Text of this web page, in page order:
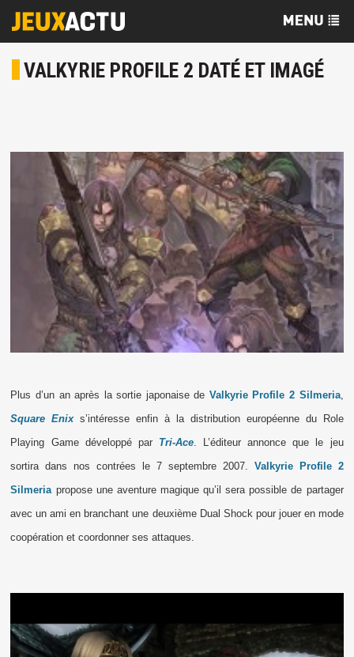
VALKYRIE PROFILE 2 DATÉ ET IMAGÉ
Plus d’un an après la sortie japonaise de Valkyrie Profile 2 Silmeria,
Square Enixs’intéresse enfin à la distribution européenne du Role
Playing Game développé par Tri-Ace. L’éditeur annonce que le jeu
sortira dans nos contrées le 7 septembre 2007. Valkyrie Profile 2
Silmeria propose une aventure magique qu’il sera possible de partager
avec un ami en branchant une deuxième Dual Shock pour jouer en mode
coopération et coordonner ses attaques.